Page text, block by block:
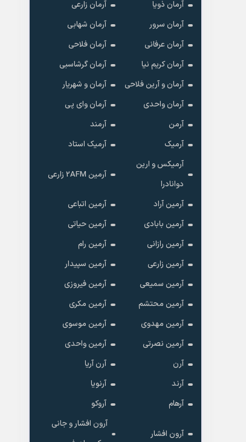
آرمان ذویا
آرمان زارعی
آرمان سرور
آرمان شهابی
آرمان عرفانی
آرمان فلاحی
آرمان کریم نیا
آرمان گرشاسبی
آرمان و آرین فلاحی
آرمان و شهریار
آرمان واحدی
آرمان وای پی
آرمن
آرمند
آرمیک
آرمیک استاد
آرمیکس و ارین
دوانادرا
آرمین 2AFM زارعی
آرمین آراد
آرمین اتباعی
آرمین بابادی
آرمین حیاتی
آرمین رازانی
آرمین رام
آرمین زارعی
آرمین سپیدار
آرمین سمیعی
آرمین فیروزی
آرمین محتشم
آرمین مکری
آرمین مهدوی
آرمین موسوی
آرمین نصرتی
آرمین واحدی
آرن
آرن آریا
آرند
آرنویا
آرهام
آروکو
آرون افشار
آرون افشار و جانی